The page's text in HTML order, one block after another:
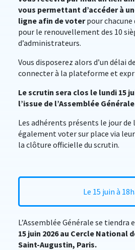
vous permettant d’accéder à
ligne afin de voterpour
pour le renouvellement des 10
d’administrateurs.
Vous disposerez alors d’un délai
connecter à la plateforme et
Le scrutin sera clos le lundi 15
l’issue de l’Assemblée
Les adhérents présents le jour de
également voter sur place via
la clôture officielle du scrutin.
Le 15 juin à
L’Assemblée Générale se tiendra
15 juin 2026 au Cercle National
Saint-Augustin, Paris.